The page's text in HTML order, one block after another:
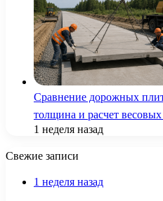
Сравнение дорожных
толщина и расчет
1 неделя назад
Свежие записи
1 неделя назад